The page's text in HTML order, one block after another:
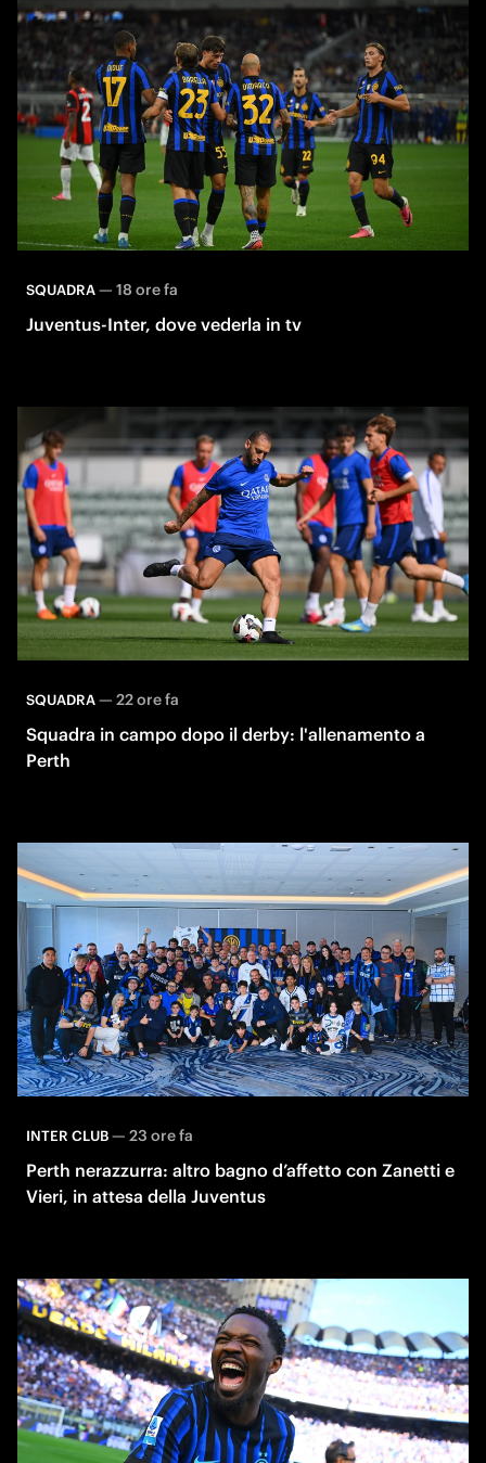
SQUADRA— 18 ore fa
Juventus-Inter, dove vederla in tv
SQUADRA— 22 ore fa
Squadra in campo dopo il derby: l'allenamento a
Perth
INTER CLUB— 23 ore fa
Perth nerazzurra: altro bagno d’affetto con Zanetti e
Vieri, in attesa della Juventus